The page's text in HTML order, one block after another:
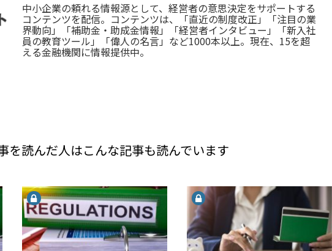
中小企業の頼れる情報源として、経営者の意思決定をサポートする
コンテンツを配信。コンテンツは、「直近の制度改正」「注目の業
界動向」「補助金・助成金情報」「経営者インタビュー」「新入社
員の教育ツール」「偉人の名言」など1000本以上。現在、15を超
える金融機関に情報提供中。
を読んだ人はこんな記事も読んでいます